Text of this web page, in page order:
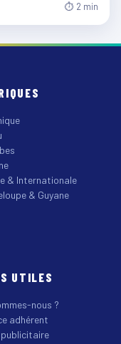
⏱ 2 min
& Internationale
& Guyane
UTILES
nous ?
adhérent
publicitaire